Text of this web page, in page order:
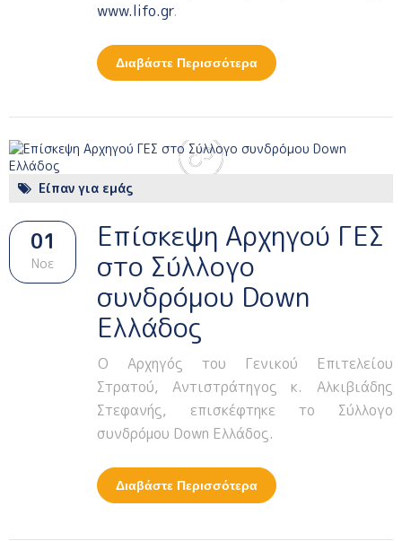
www.lifo.gr.
Διαβάστε Περισσότερα Για Ένα Μεγάλο
Φωτορεπορτάζ Στο
Είπαν για εμάς
01
Νοε
Επίσκεψη Αρχηγού ΓΕΣ
στο Σύλλογο
συνδρόμου Down
Ελλάδος
Ο Αρχηγός του Γενικού Επιτελείου
Στρατού, Αντιστράτηγος κ. Αλκιβιάδης
Στεφανής, επισκέφτηκε το Σύλλογο
συνδρόμου Down Ελλάδος.
Διαβάστε Περισσότερα Για Επίσκεψη
Αρχηγού ΓΕΣ Στο